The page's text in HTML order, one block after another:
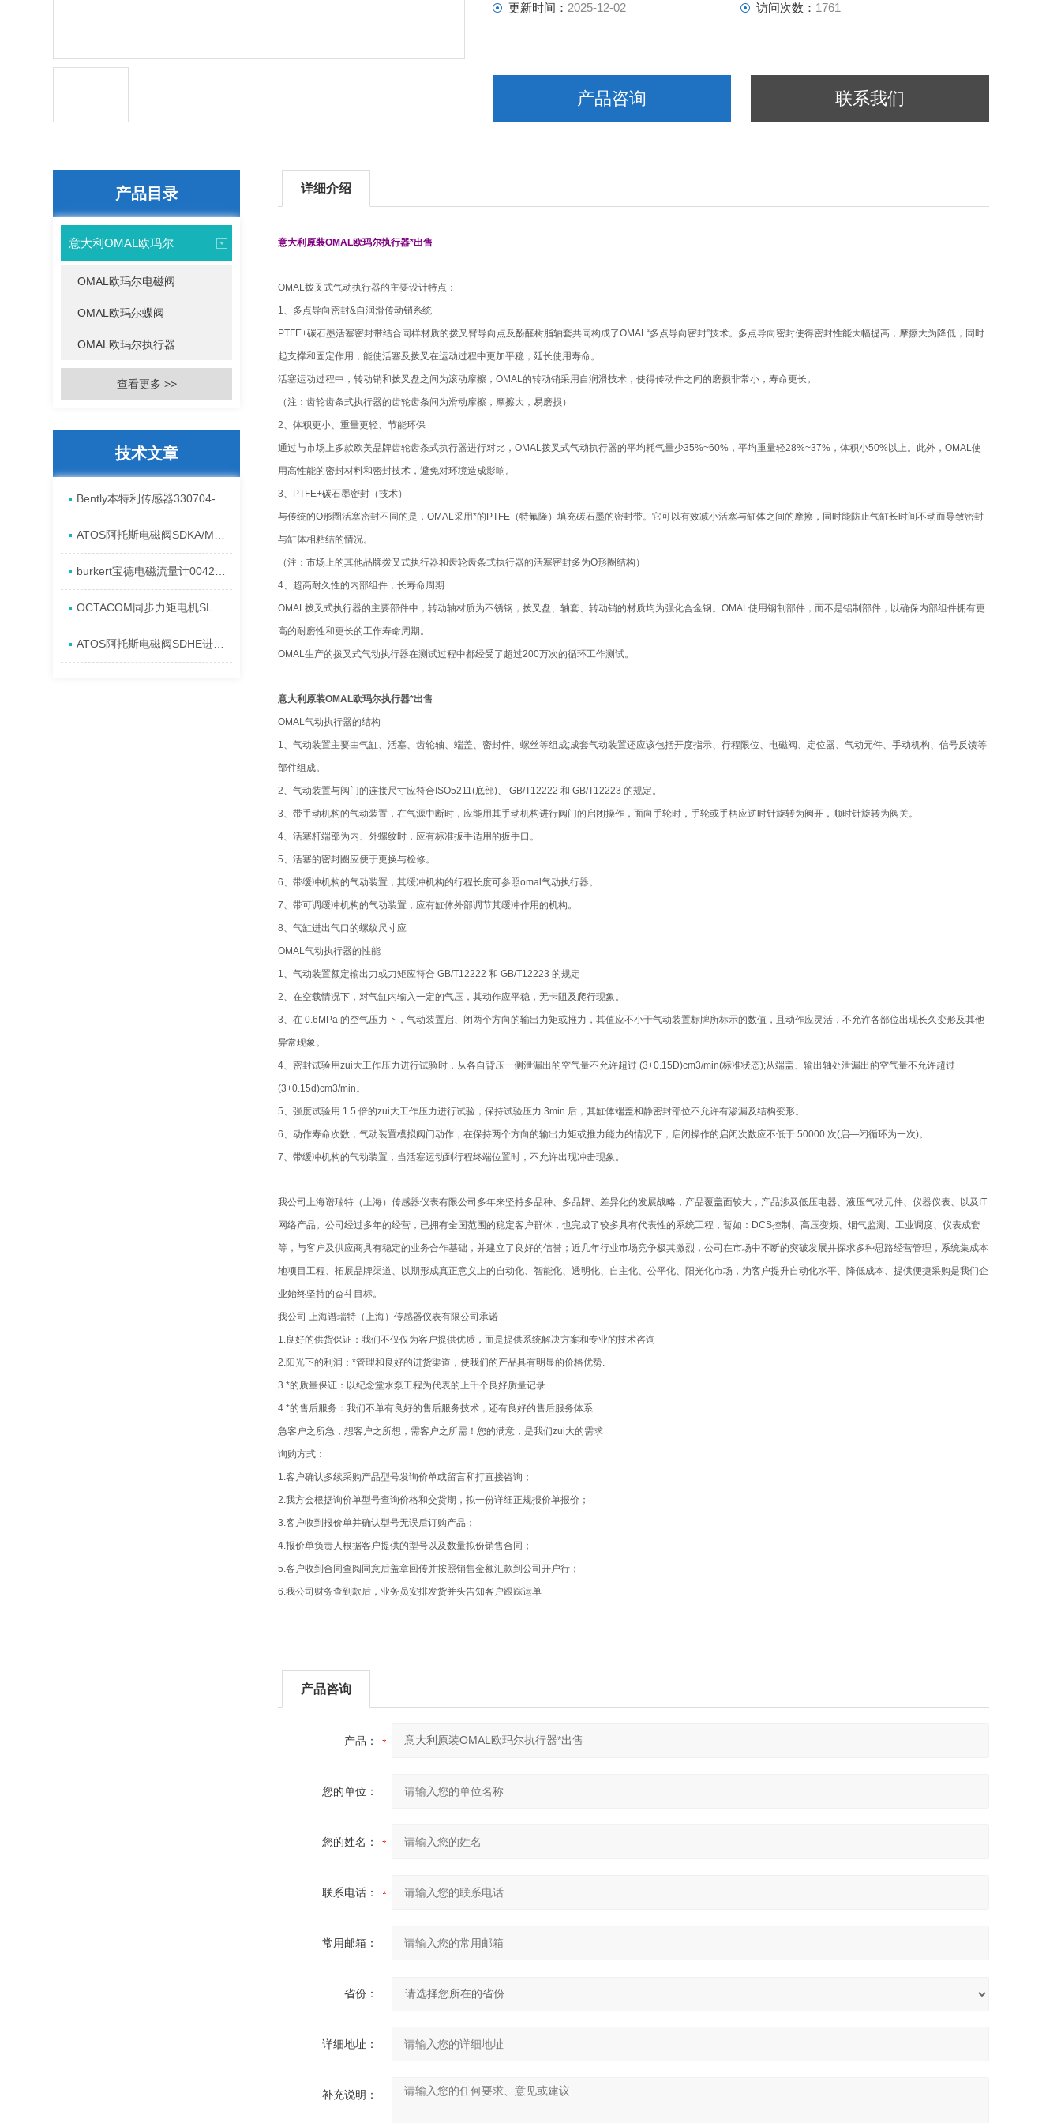
更新时间： 2025-12-02 访问次数： 1761
产品咨询 联系我们
产品目录
意大利OMAL欧玛尔
OMAL欧玛尔电磁阀
OMAL欧玛尔蝶阀
OMAL欧玛尔执行器
查看更多 >>
技术文章
详细介绍
意大利原装OMAL欧玛尔执行器*出售
OMAL拨叉式气动执行器的主要设计特点：
1、多点导向密封&自润滑传动销系统
PTFE+碳石墨活塞密封带结合同样材质的拨叉臂导向点及酚醛树脂轴套共同构成了OMAL“多点导向密封”技术。多点导向密封使得密封性能大幅提高，摩擦大为降低，同时
起支撑和固定作用，能使活塞及拨叉在运动过程中更加平稳，延长使用寿命。
活塞运动过程中，转动销和拨叉盘之间为滚动摩擦，OMAL的转动销采用自润滑技术，使得传动件之间的磨损非常小，寿命更长。
（注：齿轮齿条式执行器的齿轮齿条间为滑动摩擦，摩擦大，易磨损）
2、体积更小、重量更轻、节能环保
通过与市场上多款欧美品牌齿轮齿条式执行器进行对比，OMAL拨叉式气动执行器的平均耗气量少35%~60%，平均重量轻28%~37%，体积小50%以上。此外，OMAL使
用高性能的密封材料和密封技术，避免对环境造成影响。
3、PTFE+碳石墨密封（技术）
与传统的O形圈活塞密封不同的是，OMAL采用*的PTFE（特氟隆）填充碳石墨的密封带。它可以有效减小活塞与缸体之间的摩擦，同时能防止气缸长时间不动而导致密封
与缸体相粘结的情况。
（注：市场上的其他品牌拨叉式执行器和齿轮齿条式执行器的活塞密封多为O形圈结构）
4、超高耐久性的内部组件，长寿命周期
OMAL拨叉式执行器的主要部件中，转动轴材质为不锈钢，拨叉盘、轴套、转动销的材质均为强化合金钢。OMAL使用钢制部件，而不是铝制部件，以确保内部组件拥有更
高的耐磨性和更长的工作寿命周期。
OMAL生产的拨叉式气动执行器在测试过程中都经受了超过200万次的循环工作测试。
意大利原装OMAL欧玛尔执行器*出售
OMAL气动执行器的结构
1、气动装置主要由气缸、活塞、齿轮轴、端盖、密封件、螺丝等组成;成套气动装置还应该包括开度指示、行程限位、电磁阀、定位器、气动元件、手动机构、信号反馈等
部件组成。
2、气动装置与阀门的连接尺寸应符合ISO5211(底部)、 GB/T12222 和 GB/T12223 的规定。
3、带手动机构的气动装置，在气源中断时，应能用其手动机构进行阀门的启闭操作，面向手轮时，手轮或手柄应逆时针旋转为阀开，顺时针旋转为阀关。
4、活塞杆端部为内、外螺纹时，应有标准扳手适用的扳手口。
5、活塞的密封圈应便于更换与检修。
6、带缓冲机构的气动装置，其缓冲机构的行程长度可参照omal气动执行器。
7、带可调缓冲机构的气动装置，应有缸体外部调节其缓冲作用的机构。
8、气缸进出气口的螺纹尺寸应
OMAL气动执行器的性能
1、气动装置额定输出力或力矩应符合 GB/T12222 和 GB/T12223 的规定
2、在空载情况下，对气缸内输入一定的气压，其动作应平稳，无卡阻及爬行现象。
3、在 0.6MPa 的空气压力下，气动装置启、闭两个方向的输出力矩或推力，其值应不小于气动装置标牌所标示的数值，且动作应灵活，不允许各部位出现长久变形及其他
异常现象。
4、密封试验用zui大工作压力进行试验时，从各自背压一侧泄漏出的空气量不允许超过 (3+0.15D)cm3/min(标准状态);从端盖、输出轴处泄漏出的空气量不允许超过
(3+0.15d)cm3/min。
5、强度试验用 1.5 倍的zui大工作压力进行试验，保持试验压力 3min 后，其缸体端盖和静密封部位不允许有渗漏及结构变形。
6、动作寿命次数，气动装置模拟阀门动作，在保持两个方向的输出力矩或推力能力的情况下，启闭操作的启闭次数应不低于 50000 次(启—闭循环为一次)。
7、带缓冲机构的气动装置，当活塞运动到行程终端位置时，不允许出现冲击现象。
我公司上海谱瑞特（上海）传感器仪表有限公司多年来坚持多品种、多品牌、差异化的发展战略，产品覆盖面较大，产品涉及低压电器、液压气动元件、仪器仪表、以及IT
网络产品。公司经过多年的经营，已拥有全国范围的稳定客户群体，也完成了较多具有代表性的系统工程，暂如：DCS控制、高压变频、烟气监测、工业调度、仪表成套
等，与客户及供应商具有稳定的业务合作基础，并建立了良好的信誉；近几年行业市场竞争极其激烈，公司在市场中不断的突破发展并探求多种思路经营管理，系统集成本
地项目工程、拓展品牌渠道、以期形成真正意义上的自动化、智能化、透明化、自主化、公平化、阳光化市场，为客户提升自动化水平、降低成本、提供便捷采购是我们企
业始终坚持的奋斗目标。
我公司 上海谱瑞特（上海）传感器仪表有限公司承诺
1.良好的供货保证：我们不仅仅为客户提供优质，而是提供系统解决方案和专业的技术咨询
2.阳光下的利润：*管理和良好的进货渠道，使我们的产品具有明显的价格优势.
3.*的质量保证：以纪念堂水泵工程为代表的上千个良好质量记录.
4.*的售后服务：我们不单有良好的售后服务技术，还有良好的售后服务体系.
急客户之所急，想客户之所想，需客户之所需！您的满意，是我们zui大的需求
询购方式：
1.客户确认多续采购产品型号发询价单或留言和打直接咨询；
2.我方会根据询价单型号查询价格和交货期，拟一份详细正规报价单报价；
3.客户收到报价单并确认型号无误后订购产品；
4.报价单负责人根据客户提供的型号以及数量拟份销售合同；
5.客户收到合同查阅同意后盖章回传并按照销售金额汇款到公司开户行；
6.我公司财务查到款后，业务员安排发货并头告知客户跟踪运单
产品咨询
产品：
您的单位：
您的姓名：
联系电话：
常用邮箱：
省份：
详细地址：
补充说明：